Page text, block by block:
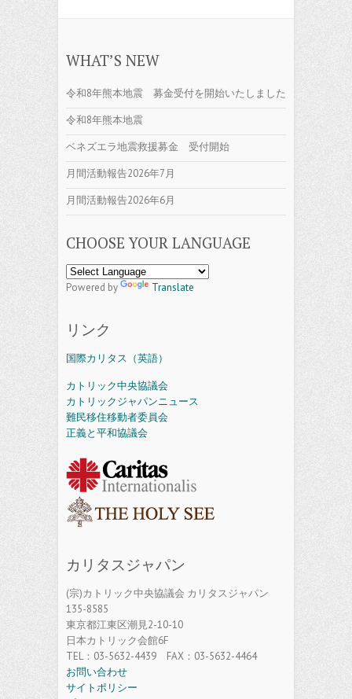
WHAT’S NEW
令和8年熊本地震 募金受付を開始いたしました
令和8年熊本地震
ベネズエラ地震救援募金 受付開始
月間活動報告2026年7月
月間活動報告2026年6月
CHOOSE YOUR LANGUAGE
Powered by Translate
リンク
国際カリタス（英語）
カトリック中央協議会
カトリックジャパンニュース
難民移住移動者委員会
正義と平和協議会
カリタスジャパン
(宗)カトリック中央協議会 カリタスジャパン
135-8585
東京都江東区潮見2-10-10
日本カトリック会館6F
TEL：03-5632-4439 FAX：03-5632-4464
お問い合わせ
サイトポリシー